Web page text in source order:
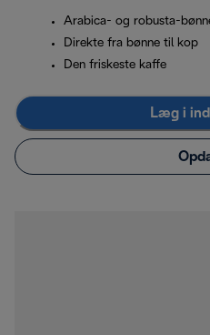
Arabica- og robusta-
Direkte fra bønne til kop
Den friskeste kaffe
Læg i